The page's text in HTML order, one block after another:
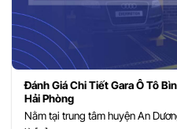
Đánh Giá Chi Tiết Gara Ô Tô
Hải Phòng
Nằm tại trung tâm huyện An